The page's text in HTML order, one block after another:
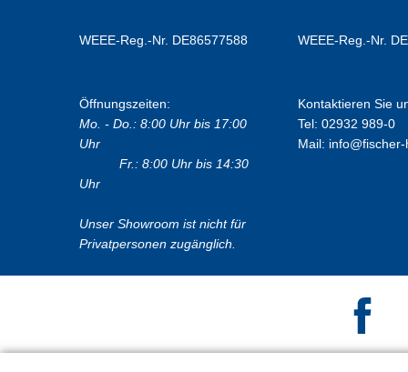
WEEE-Reg.-Nr. DE86577588
Öffnungszeiten:
Mo. - Do.: 8:00 Uhr bis 17:00
Uhr
Fr.: 8:00 Uhr bis 14:30
Uhr
Unser Showroom ist nicht für
Privatpersonen zugänglich.
WEEE-Reg.-Nr.
Kontaktieren Sie
Tel: 02932 989-0
Mail: